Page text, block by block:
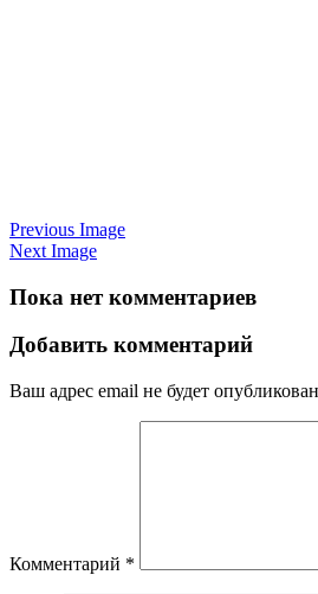
Previous Image
Next Image
Пока нет комментариев
Добавить комментарий
Ваш адрес email не будет
Комментарий *